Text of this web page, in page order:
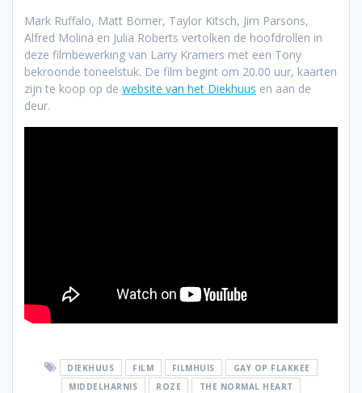
Mark Ruffalo, Matt Bomer, Taylor Kitsch, Jim Parsons,
Alfred Molina en Julia Roberts vertolken de hoofdrollen in
deze filmbewerking van Larry Kramers met een Tony
bekroonde toneelstuk. De film begint om 20.00 uur, kaarten
zijn te koop op de website van het Diekhuus en aan de
deur.
DIEKHUUS FILM FILMHUIS
GAY OP FLAKKEE
MIDDELHARNIS
ROZE THE NORMAL HEART